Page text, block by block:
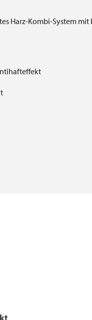
Harz-Kombi-System mit